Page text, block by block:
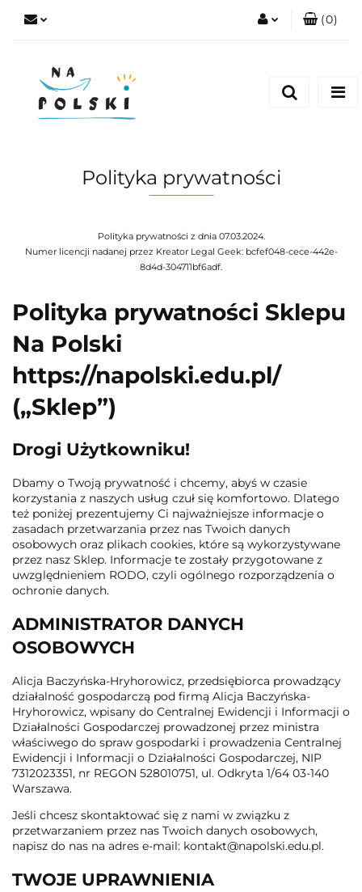
(0)
Polityka prywatności
Polityka prywatności z dnia 07.03.2024.
Numer licencji nadanej przez Kreator Legal Geek: bcfef048-cece-442e-
8d4d-304711bf6adf
Polityka prywatności Sklepu
Na Polski
https://napolski.edu.pl/
(„Sklep”)
Drogi Użytkowniku!
Dbamy o Twoją prywatność i chcemy, abyś w czasie
korzystania z naszych usług czuł się komfortowo. Dlatego
też poniżej prezentujemy Ci najważniejsze informacje o
zasadach przetwarzania przez nas Twoich danych
osobowych oraz plikach cookies, które są wykorzystywane
przez nasz Sklep. Informacje te zostały przygotowane z
uwzględnieniem RODO, czyli ogólnego rozporządzenia o
ochronie danych.
ADMINISTRATOR DANYCH
OSOBOWYCH
Alicja Baczyńska-Hryhorowicz, przedsiębiorca prowadzący
działalność gospodarczą pod firmą Alicja Baczyńska-
Hryhorowicz, wpisany do Centralnej Ewidencji i Informacji o
Działalności Gospodarczej prowadzonej przez ministra
właściwego do spraw gospodarki i prowadzenia Centralnej
Ewidencji i Informacji o Działalności Gospodarczej, NIP
7312023351, nr REGON 528010751, ul. Odkryta 1/64 03-140
Warszawa.
Jeśli chcesz skontaktować się z nami w związku z
przetwarzaniem przez nas Twoich danych osobowych,
napisz do nas na adres e-mail: kontakt@napolski.edu.pl.
TWOJE UPRAWNIENIA